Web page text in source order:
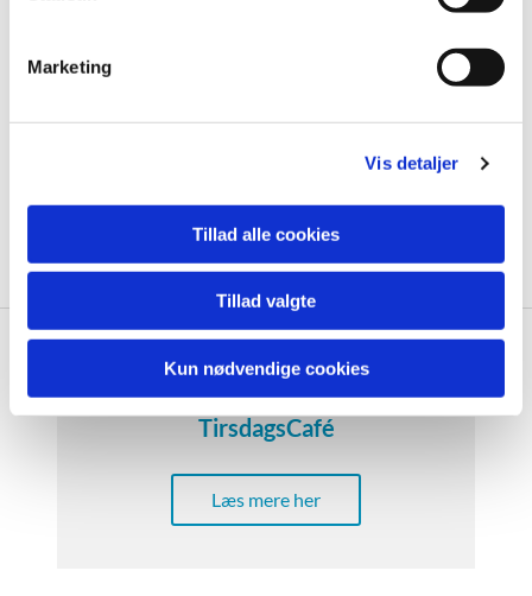
Marketing
Vis detaljer
Tillad alle cookies
Tillad valgte
Kun nødvendige cookies
TirsdagsCafé
Læs mere her